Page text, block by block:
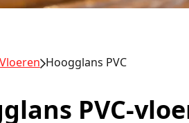
Hoogglans PVC
PVC-